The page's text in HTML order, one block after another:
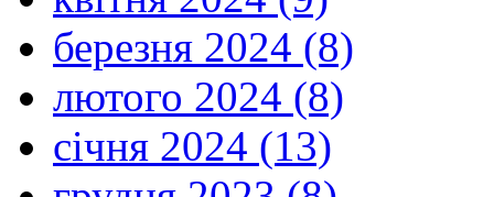
березня 2024 (8)
лютого 2024 (8)
січня 2024 (13)